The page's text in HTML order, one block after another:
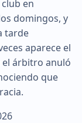
en
domingos, y
tarde
aparece el
árbitro anuló
que